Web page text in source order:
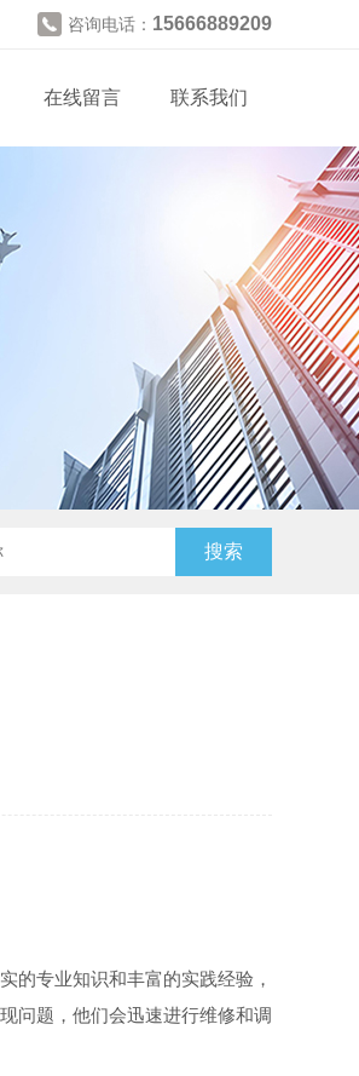
咨询电话： 15666889209
在线留言 联系我们
专业知识和丰富的实践经验，
问题，他们会迅速进行维修和调